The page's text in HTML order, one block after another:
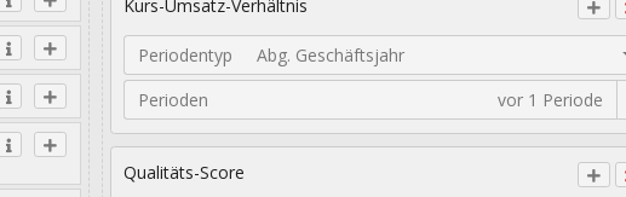
Kurs-Umsatz-Verhältnis
Periodentyp
Abg. Geschäftsjahr
Perioden
Qualitäts-Score